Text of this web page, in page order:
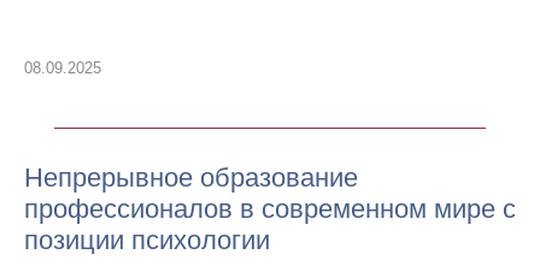
08.09.2025
Непрерывное образование
профессионалов в современном мире с
позиции психологии